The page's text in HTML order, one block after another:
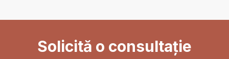
Solicită o consultație